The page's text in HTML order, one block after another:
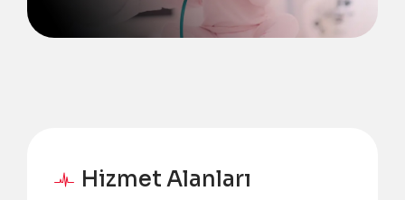
Hizmet Alanları